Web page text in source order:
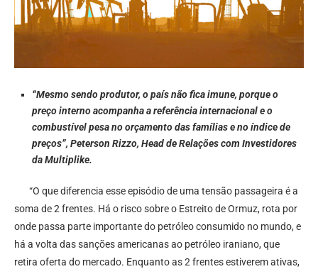
“Mesmo sendo produtor, o país não fica imune, porque o
preço interno acompanha a referência internacional e o
combustível pesa no orçamento das famílias e no índice de
preços”, Peterson Rizzo, Head de Relações com Investidores
da Multiplike.
“O que diferencia esse episódio de uma tensão passageira é a
soma de 2 frentes. Há o risco sobre o Estreito de Ormuz, rota por
onde passa parte importante do petróleo consumido no mundo, e
há a volta das sanções americanas ao petróleo iraniano, que
retira oferta do mercado. Enquanto as 2 frentes estiverem ativas,